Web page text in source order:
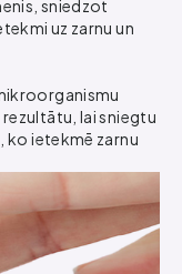
sniedzot
uz zarnu un
lai sniegtu
ko ietekmē zarnu